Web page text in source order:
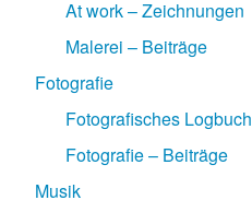
At work – Zeichnungen
Malerei – Beiträge
Fotografie
Fotografisches Logbuch
Fotografie – Beiträge
Musik